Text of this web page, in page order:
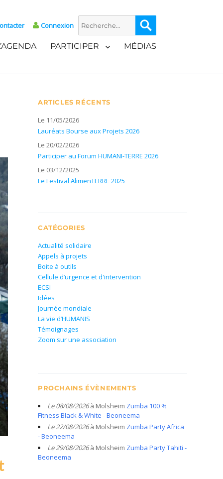
Connexion
Recherche
pour :
PARTICIPER MÉDIAS
ARTICLES RÉCENTS
Le 11/05/2026
Lauréats Bourse aux Projets 2026
Le 20/02/2026
Participer au Forum HUMANI-TERRE 2026
Le 03/12/2025
Le Festival AlimenTERRE 2025
CATÉGORIES
Actualité solidaire
Appels à projets
Boite à outils
Cellule d’urgence et d'intervention
ECSI
Idées
Journée mondiale
La vie d’HUMANIS
Témoignages
Zoom sur une association
PROCHAINS ÉVÈNEMENTS
Le 08/08/2026à Molsheim Zumba 100 %
Fitness Black & White - Beoneema
Le 22/08/2026à Molsheim Zumba Party Africa
- Beoneema
Le 29/08/2026à Molsheim Zumba Party Tahiti -
Beoneema